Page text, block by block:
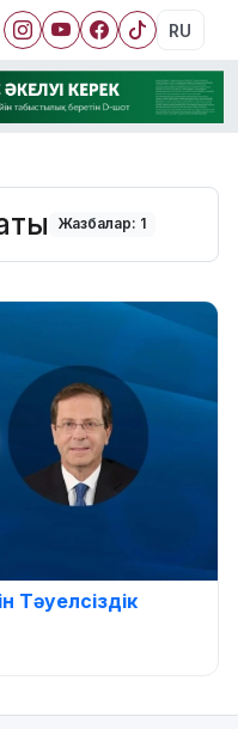
RU
Жазбалар: 1
Тәуелсіздік